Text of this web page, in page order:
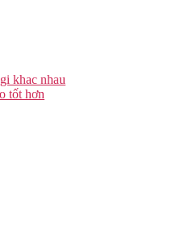
khac nhau
tốt hơn